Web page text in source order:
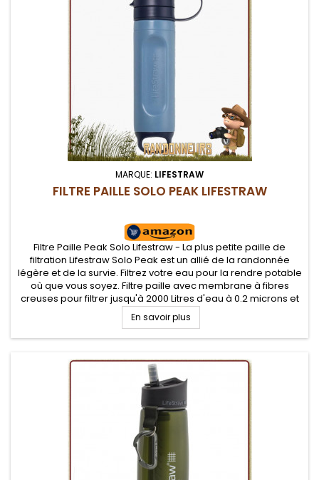
MARQUE: LIFESTRAW
FILTRE PAILLE SOLO PEAK LIFESTRAW
Filtre Paille Peak Solo Lifestraw - La plus petite paille de
filtration Lifestraw Solo Peak est un allié de la randonnée
légère et de la survie. Filtrez votre eau pour la rendre potable
où que vous soyez. Filtre paille avec membrane à fibres
creuses pour filtrer jusqu'à 2000 Litres d'eau à 0.2 microns et
rendre l'eau potable. S'utilise en paille filtrante...
En savoir plus